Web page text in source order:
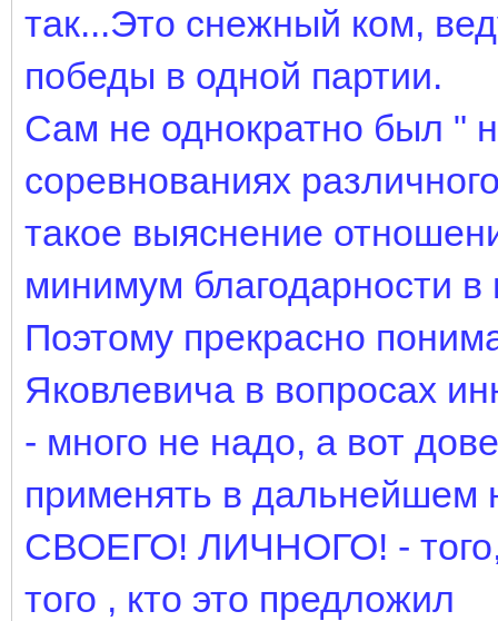
так...Это снежный ком,
победы в одной партии.
Сам не однократно был "
соревнованиях
такое выяснение
минимум благодарности в
Поэтому прекрасно
Яковлевича в вопросах
- много не надо, а вот
применять в дальнейшем
СВОЕГО! ЛИЧНОГО! - того,
того , кто это предложил